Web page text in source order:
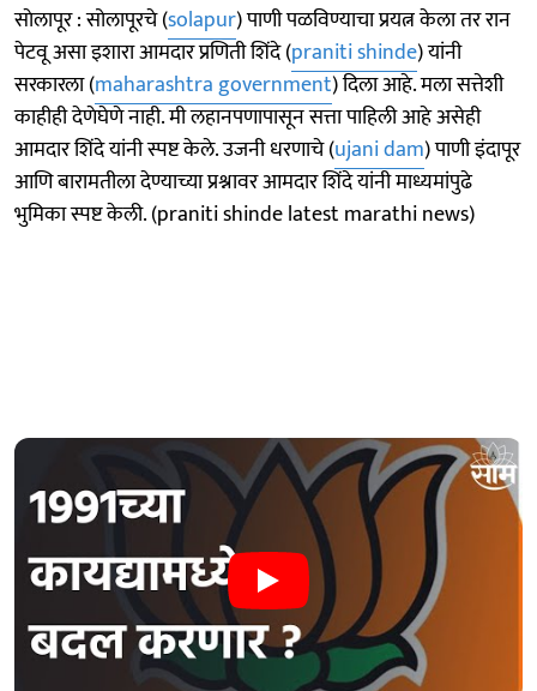
साेलापूर : सोलापूरचे (solapur) पाणी पळविण्याचा प्रयत्न केला तर रान
पेटवू असा इशारा आमदार प्रणिती शिंदे (praniti shinde) यांनी
सरकारला (maharashtra government) दिला आहे. मला सत्तेशी
काहीही देणेघेणे नाही. मी लहानपणापासून सत्ता पाहिली आहे असेही
आमदार शिंदे यांनी स्पष्ट केले. उजनी धरणाचे (ujani dam) पाणी इंदापूर
आणि बारामतीला देण्याच्या प्रश्नावर आमदार शिंदे यांनी माध्यमांपुढे
भुमिका स्पष्ट केली. (praniti shinde latest marathi news)